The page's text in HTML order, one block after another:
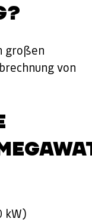
großen
von
kW)